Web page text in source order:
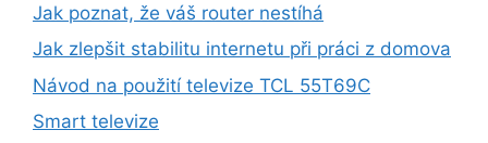
Jak poznat, že váš router nestíhá
Jak zlepšit stabilitu internetu při práci z domova
Návod na použití televize TCL 55T69C
Smart televize